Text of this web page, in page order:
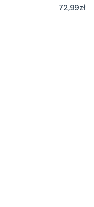
72,99zł